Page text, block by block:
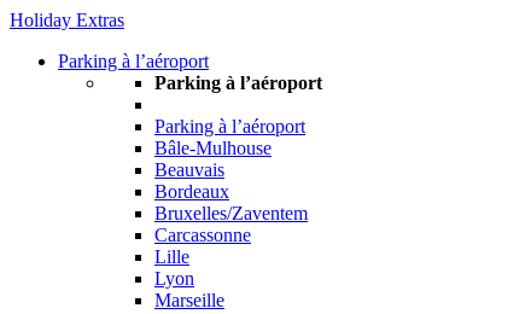
Holiday Extras
Parking à l’aéroport
Parking à l’aéroport
Parking à l’aéroport
Bâle-Mulhouse
Beauvais
Bordeaux
Bruxelles/Zaventem
Carcassonne
Lille
Lyon
Marseille